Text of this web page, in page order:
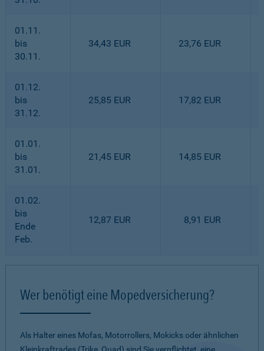
01.11.
bis
30.11.
34,43 EUR 23,76 EUR
01.12.
bis
31.12.
25,85 EUR 17,82 EUR
01.01.
bis
31.01.
21,45 EUR 14,85 EUR
01.02.
bis
Ende
Feb.
12,87 EUR 8,91 EUR
Wer benötigt eine Mopedversicherung?
Als Halter eines Mofas, Motorrollers, Mokicks oder ähnlichen